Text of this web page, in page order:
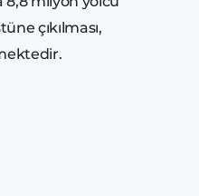
çıkılması,